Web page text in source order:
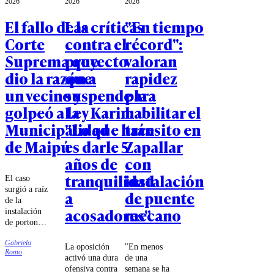
El fallo de la
Corte
Suprema que
dio la razón a
un vecino y
golpeó a la
Municipalidad
de Maipú
El caso
surgió a raíz
de la
instalación
de portones
de Villa
Paraíso, los
Gabriela
Romo
Las críticas
contra el
proyecto
que
suspende la
Ley Karin:
"Lo que hace
es darle 5
años de
tranquilidad
a
acosadores"
La oposición
activó una dura
ofensiva contra
"En tiempo
récord":
valoran
rapidez
para
habilitar el
tránsito en
Zapallar
con
instalación
de puente
mecano
"En menos
de una
semana se ha